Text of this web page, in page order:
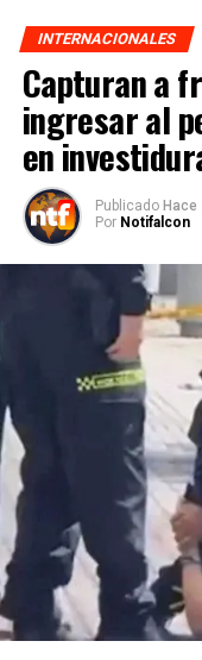
INTERNACIONALES
Capturan a
ingresar al
en
Publicado Hace
Por Notifalcon